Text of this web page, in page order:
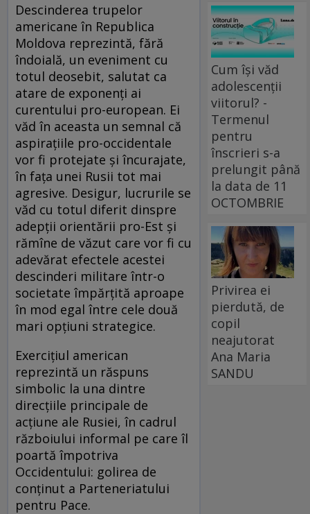
Descinderea trupelor
americane în Republica
Moldova reprezintă, fără
îndoială, un eveniment cu
totul deosebit, salutat ca
atare de exponenți ai
curentului pro-european. Ei
văd în aceasta un semnal că
aspirațiile pro-occidentale
vor fi protejate și încurajate,
în fața unei Rusii tot mai
agresive. Desigur, lucrurile se
văd cu totul diferit dinspre
adepții orientării pro-Est și
rămîne de văzut care vor fi cu
adevărat efectele acestei
descinderi militare într-o
societate împărțită aproape
în mod egal între cele două
mari opțiuni strategice.
Exercițiul american
reprezintă un răspuns
simbolic la una dintre
direcțiile principale de
acțiune ale Rusiei, în cadrul
războiului informal pe care îl
poartă împotriva
Occidentului: golirea de
conținut a Parteneriatului
pentru Pace.
Cum își văd
adolescenții
viitorul? -
Termenul
pentru
înscrieri s-a
prelungit până
la data de 11
OCTOMBRIE
Privirea ei
pierdută, de
copil
neajutorat
Ana Maria
SANDU